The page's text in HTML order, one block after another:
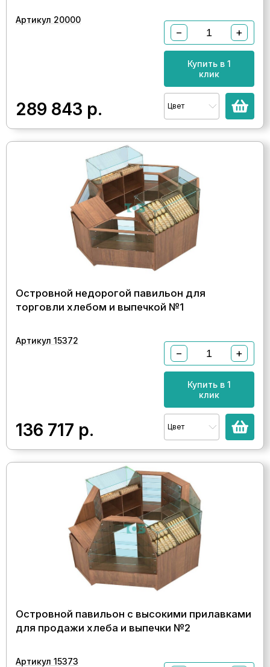
Артикул 20000
289 843 р.
− +
Купить в 1
клик
Цвет
Островной недорогой павильон для
торговли хлебом и выпечкой №1
Артикул 15372
136 717 р.
− +
Купить в 1
клик
Цвет
Островной павильон с высокими прилавками
для продажи хлеба и выпечки №2
Артикул 15373